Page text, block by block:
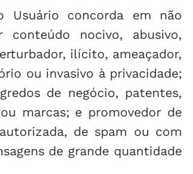
Usuário concorda em não
conteúdo nocivo, abusivo,
ilícito, ameaçador,
ou invasivo à privacidade;
de negócio, patentes,
marcas; e promovedor de
de spam ou com
de grande quantidade